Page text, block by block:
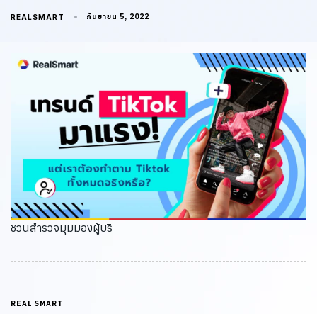
REALSMART กันยายน 5, 2022
ชวนสำรวจมุมมองผู้บริ
REAL SMART